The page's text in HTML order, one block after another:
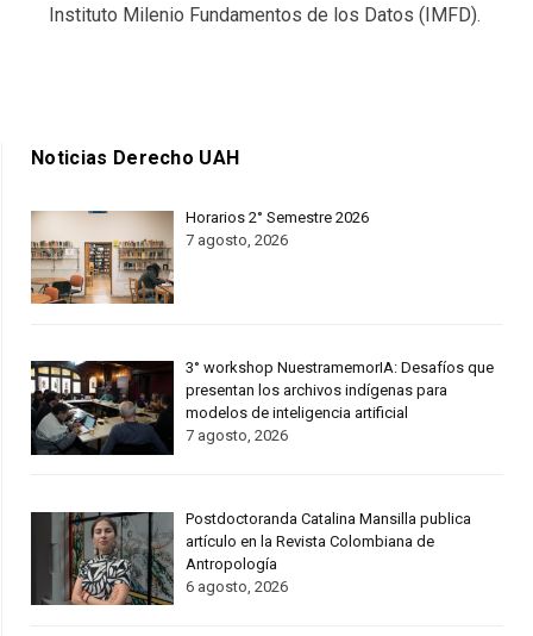
Instituto Milenio Fundamentos de los Datos (IMFD).
Noticias Derecho UAH
Horarios 2° Semestre 2026
7 agosto, 2026
3° workshop NuestramemorIA: Desafíos que
presentan los archivos indígenas para
modelos de inteligencia artificial
7 agosto, 2026
Postdoctoranda Catalina Mansilla publica
artículo en la Revista Colombiana de
Antropología
6 agosto, 2026